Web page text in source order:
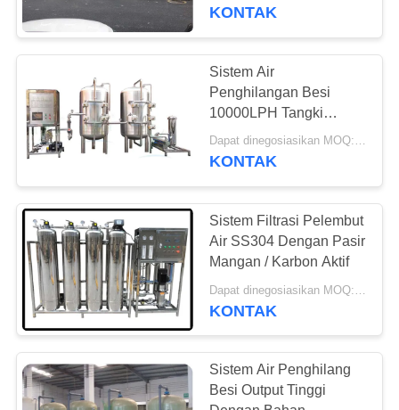
KUALITAS
HUBUNGI
KAMI
PERMINTAAN
COMPANY
NEWS
SITEMAP
PRIVACY
Sistem Air Ultrapure
Sistem Pelembut Air
82
KONTAK
Sistem Air
Penghilangan Besi
10000LPH Tangki
Stainless Steel Untuk
Pengolahan Air
Dapat dinegosiasikan MOQ:> = 1 set
KONTAK
Sistem Filtrasi Pelembut
Air SS304 Dengan Pasir
Mangan / Karbon Aktif
KONTAK
Sistem Air Penghilang
Besi Output Tinggi